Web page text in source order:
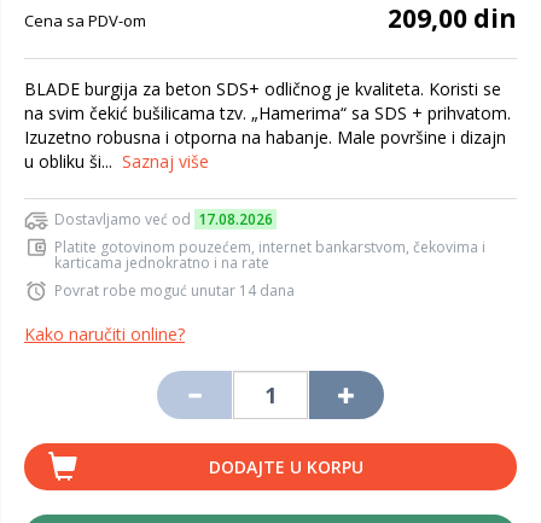
Cena sa PDV-om 209,00 din
BLADE burgija za beton SDS+ odličnog je kvaliteta. Koristi se
na svim čekić bušilicama tzv. „Hamerima“ sa SDS + prihvatom.
Izuzetno robusna i otporna na habanje. Male površine i dizajn
u obliku ši... Saznaj više
Dostavljamo već od 17.08.2026
Platite gotovinom pouzećem, internet bankarstvom, čekovima i
karticama jednokratno i na rate
Povrat robe moguć unutar 14 dana
Kako naručiti online?
DODAJTE U KORPU